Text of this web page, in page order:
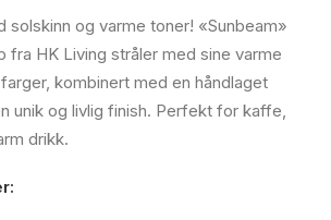
solskinn og varme toner! «Sunbeam»
fra HK Living stråler med sine varme
kombinert med en håndlaget
unik og livlig finish. Perfekt for kaffe,
drikk.